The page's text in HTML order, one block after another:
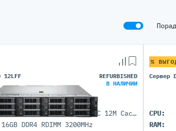
12LFF
REFURBISHED
В НАЛИЧИИ
2x Intel Xeon Gold 5315Y (8C 12M Cache 3.2GHz)
DDR4 RDIMM 3200MHz
%
Сервер
CPU:
RAM: